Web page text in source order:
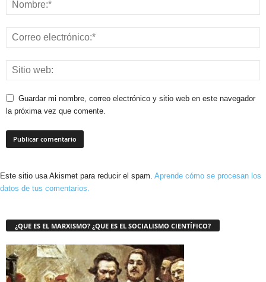
Guardar mi nombre, correo electrónico y sitio web en este navegador
la próxima vez que comente.
Este sitio usa Akismet para reducir el spam. Aprende cómo se procesan los
datos de tus comentarios.
¿QUE ES EL MARXISMO? ¿QUE ES EL SOCIALISMO CIENTÍFICO?